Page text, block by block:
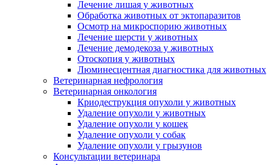
Лечение лишая у животных
Обработка животных от эктопаразитов
Осмотр на микроспорию животных
Лечение шерсти у животных
Лечение демодекоза у животных
Отоскопия у животных
Люминесцентная диагностика для животных
Ветеринарная нефрология
Ветеринарная онкология
Криодеструкция опухоли у животных
Удаление опухоли у животных
Удаление опухоли у кошек
Удаление опухоли у собак
Удаление опухоли у грызунов
Консультации ветеринара